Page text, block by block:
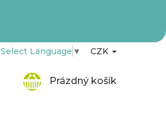
Select Language ▼ CZK
Prázdný košík